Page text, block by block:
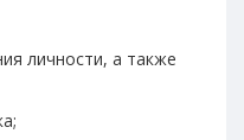
личности, а также